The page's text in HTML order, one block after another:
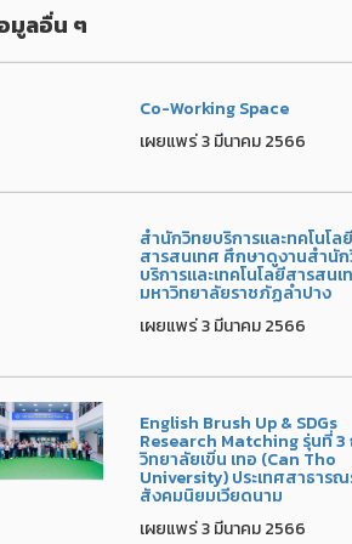
มูลอื่น ๆ
Co-Working Space
เผยแพร่ 3 มีนาคม 2566
สำนักวิทยบริการและทคโนโลยี
สารสนเทศ ศึกษาดูงานสำนั
บริการและเทคโนโลยีสารสนเ
มหาวิทยาลัยราชภัฏลำปาง
เผยแพร่ 3 มีนาคม 2566
English Brush Up & SDGs
Research Matching รุ่นที่
วิทยาลัยเขิ่น เทอ (Can Tho
University) ประเทศสาธาร
สังคมนิยมเวียดนาม
เผยแพร่ 3 มีนาคม 2566